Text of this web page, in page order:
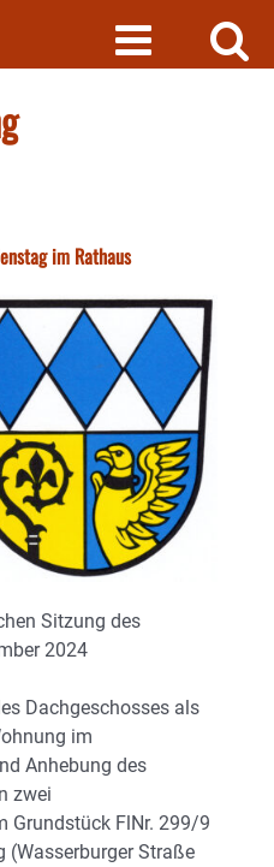
im Rathaus
Sitzung des
2024
Dachgeschosses als
im
Anhebung des
zwei
Grundstück FlNr. 299/9
(Wasserburger Straße